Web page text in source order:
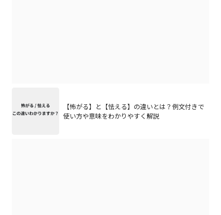
【怖がる】と【怯える】の違いとは？例文付きで
使い方や意味をわかりやすく解説